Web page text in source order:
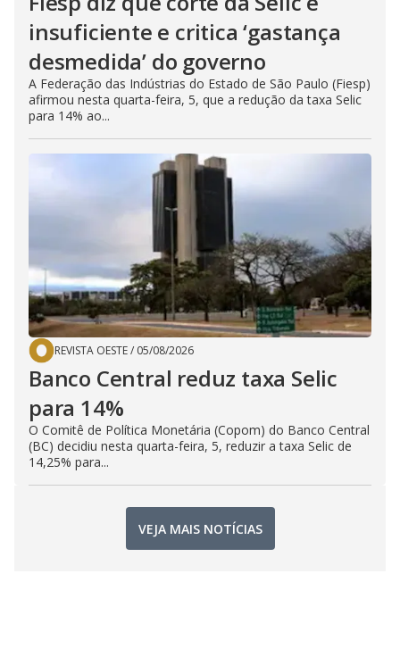
insuficiente e critica ‘gastança
desmedida’ do governo
A Federação das Indústrias do Estado de São Paulo (Fiesp)
afirmou nesta quarta-feira, 5, que a redução da taxa Selic
para 14% ao...
REVISTA OESTE/ 05/08/2026
Banco Central reduz taxa Selic
para 14%
O Comitê de Política Monetária (Copom) do Banco Central
(BC) decidiu nesta quarta-feira, 5, reduzir a taxa Selic de
14,25% para...
VEJA MAIS NOTÍCIAS